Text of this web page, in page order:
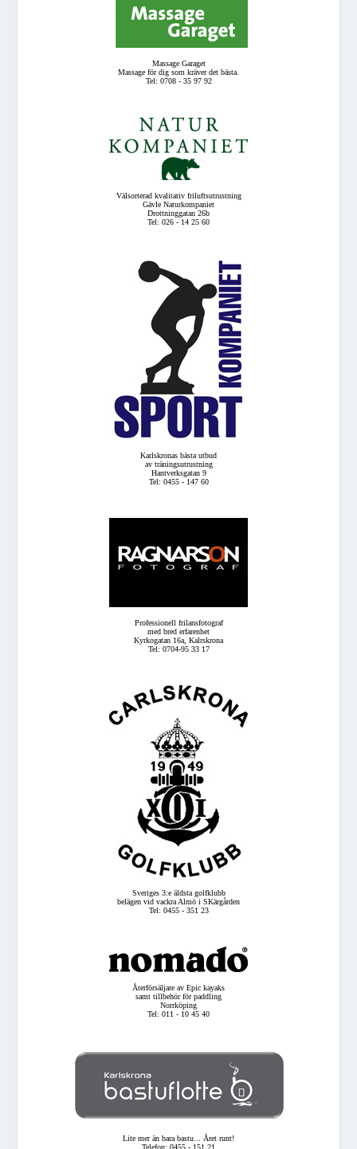
Massage Garaget
Massage för dig som kräver det bästa.
Tel: 0708 - 35 97 92
Välsorterad kvalitativ friluftsutrustning
Gävle Naturkompaniet
Drottninggatan 26b
Tel: 026 - 14 25 60
Karlskronas bästa utbud
av träningsutrustning
Hantverksgatan 9
Tel: 0455 - 147 60
Professionell frilansfotograf
med bred erfarenhet
Kyrkogatan 16a, Kalrskrona
Tel: 0704-95 33 17
Sveriges 3:e äldsta golfklubb
belägen vid vackra Almö i SKärgården
Tel: 0455 - 351 23
Återförsäljare av Epic kayaks
samt tillbehör för paddling
Norrköping
Tel: 011 - 10 45 40
Lite mer än bara bastu... Året runt!
Telefon: 0455 - 151 21